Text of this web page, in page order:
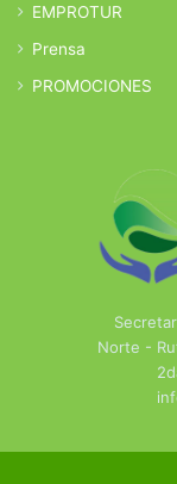
EMPROTUR
Prensa
PROMOCIONES
Norte -